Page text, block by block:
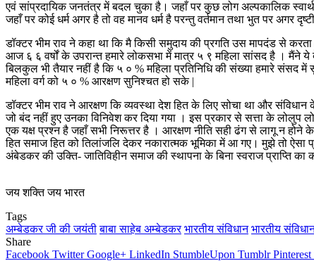
एवं सांप्रदायिक जनतंत्र में बदल चुका है। जहाँ पर कुछ लोग अल्पकालिक स्वार्थ
जहाँ पर कोई धर्म अगर है तो वह मानव धर्म है परन्तु वर्तमान तथा भुत पर अगर
डॉक्टर भीम राव ने कहा था कि मै किसी समुदाय की प्रगति उस मापदंड से
आज ६ ६ वर्षों के उपरान्त हमारे लोकसभा में मात्र ५ ९ महिला सांसद है । मैंने ये
बिलकुल भी तैयार नहीं है कि ५ ० % महिला प्रतिनिधि की संख्या हमारे संसद
महिला वर्ग को ५ ० % आरक्षण सुनिश्चत हो सके |
डॉक्टर भीम राव ने आरक्षण कि व्यवस्था देश हित के लिए सोचा था और
जो बंद नहीं हुए उनका विनिवेश कर दिया गया । इस प्रकार से सत्ता के लोलुप
एक यक्ष प्रश्न है जहाँ सभी निरूत्तर है । आरक्षण नीति सही ढंग से लागू न
हित समाज हित को तिलांजलि देकर नकारात्मक भूमिका में आ गए। मुझे तो ऐसा
अंबेडकर की उक्ति- जातिविहीन समाज की स्थापना के बिना स्वराज प्राप्ति का
जय शक्ति जय भारत
Tags
अम्बेडकर जी की जयंती बाबा साहेब अम्बेडकर भारतीय संविधान भारतीय
Share
Facebook Twitter Google+ LinkedIn StumbleUpon Tumblr Pinterest